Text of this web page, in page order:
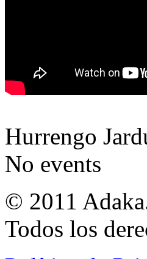
Hurrengo
No events
© 2011
Todos los